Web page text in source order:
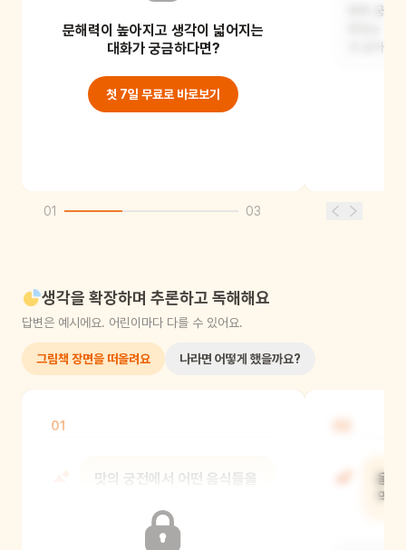
하고 싶었거나, 더 멋진 궁전을 찾고
싶어서 떠났을 것
문해력이 높아지고 생각이 넓어지는
대화가 궁금하다면?
첫 7일 무료로 바로보기
맛의 궁전
것 같아요.
01 03
생각을 확장하며 추론하고 독해해요
답변은 예시에요. 어린이마다 다를 수 있어요.
그림책 장면을 떠올려요 나라면 어떻게 했을까요?
01
맛의 궁전에서 어떤 음식들을
음
악